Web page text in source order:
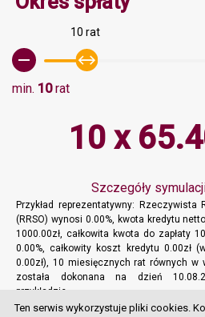
10 rat
min. 10rat
10 x
Szczegóły
Przykład reprezentatywny: Rzeczywista
(RRSO) wynosi 0.00%, kwota kredytu
1000.00zł, całkowita kwota do zapłaty
0.00%, całkowity koszt kredytu 0.00zł
0.00zł), 10 miesięcznych rat równych w
została dokonana na dzień
przykładzie.
Ten serwis wykorzystuje pliki cookies.